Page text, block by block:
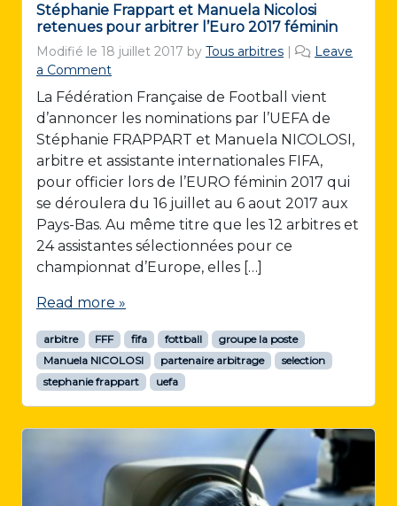
Stéphanie Frappart et Manuela Nicolosi
retenues pour arbitrer l’Euro 2017 féminin
Modifié le 18 juillet 2017 by Tous arbitres |
Leave
a Comment
La Fédération Française de Football vient
d’annoncer les nominations par l’UEFA de
Stéphanie FRAPPART et Manuela NICOLOSI,
arbitre et assistante internationales FIFA,
pour officier lors de l’EURO féminin 2017 qui
se déroulera du 16 juillet au 6 aout 2017 aux
Pays-Bas. Au même titre que les 12 arbitres et
24 assistantes sélectionnées pour ce
championnat d’Europe, elles […]
Read more »
arbitre FFF fifa fottball
groupe la poste
Manuela NICOLOSI
partenaire arbitrage
selection
stephanie frappart
uefa